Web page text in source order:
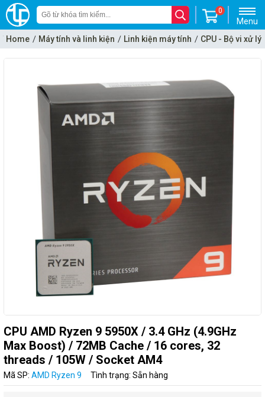
Menu
0
Home Máy tính và linh kiện Linh kiện máy tính CPU - Bộ vi xử lý
CPU AMD Ryzen 9 5950X / 3.4 GHz (4.9GHz
Max Boost) / 72MB Cache / 16 cores, 32
threads / 105W / Socket AM4
Mã SP: AMD Ryzen 9 Tình trạng: Sẵn hàng